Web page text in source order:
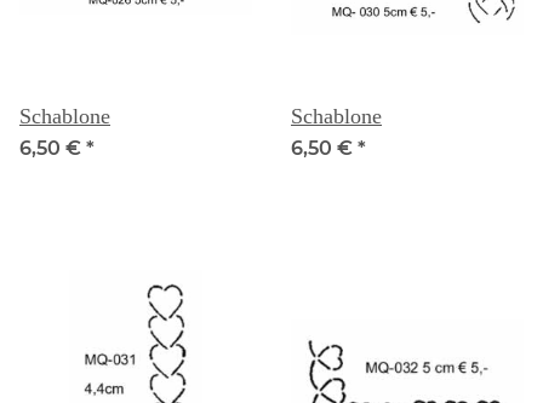
Schablone
6,50 € *
Schablone
6,50 € *